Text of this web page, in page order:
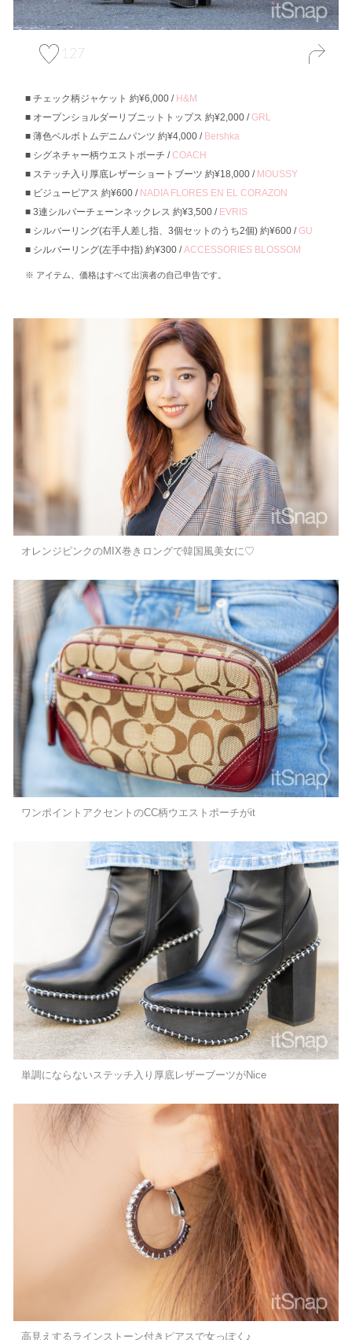
127
チェック柄ジャケット 約¥6,000 / H&M
オープンショルダーリブニットトップス 約¥2,000 /GRL
薄色ベルボトムデニムパンツ 約¥4,000 / Bershka
シグネチャー柄ウエストポーチ /COACH
ステッチ入り厚底レザーショートブーツ 約¥18,000 / MOUSSY
ビジューピアス 約¥600 / NADIA FLORES EN EL CORAZON
3連シルバーチェーンネックレス 約¥3,500 / EVRIS
シルバーリング(右手人差し指、3個セットのうち2個) 約¥600 /GU
シルバーリング(左手中指) 約¥300 /ACCESSORIES BLOSSOM
アイテム、価格はすべて出演者の自己申告です。
オレンジピンクのMIX巻きロングで韓国風美女に♡
ワンポイントアクセントのCC柄ウエストポーチがit
単調にならないステッチ入り厚底レザーブーツがNice
高見えするラインストーン付きピアスで女っぽく♪